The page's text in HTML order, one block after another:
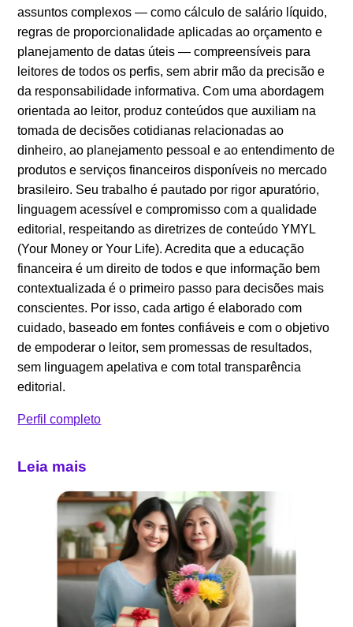
assuntos complexos — como cálculo de salário líquido,
regras de proporcionalidade aplicadas ao orçamento e
planejamento de datas úteis — compreensíveis para
leitores de todos os perfis, sem abrir mão da precisão e
da responsabilidade informativa. Com uma abordagem
orientada ao leitor, produz conteúdos que auxiliam na
tomada de decisões cotidianas relacionadas ao
dinheiro, ao planejamento pessoal e ao entendimento de
produtos e serviços financeiros disponíveis no mercado
brasileiro. Seu trabalho é pautado por rigor apuratório,
linguagem acessível e compromisso com a qualidade
editorial, respeitando as diretrizes de conteúdo YMYL
(Your Money or Your Life). Acredita que a educação
financeira é um direito de todos e que informação bem
contextualizada é o primeiro passo para decisões mais
conscientes. Por isso, cada artigo é elaborado com
cuidado, baseado em fontes confiáveis e com o objetivo
de empoderar o leitor, sem promessas de resultados,
sem linguagem apelativa e com total transparência
editorial.
Perfil completo
Leia mais